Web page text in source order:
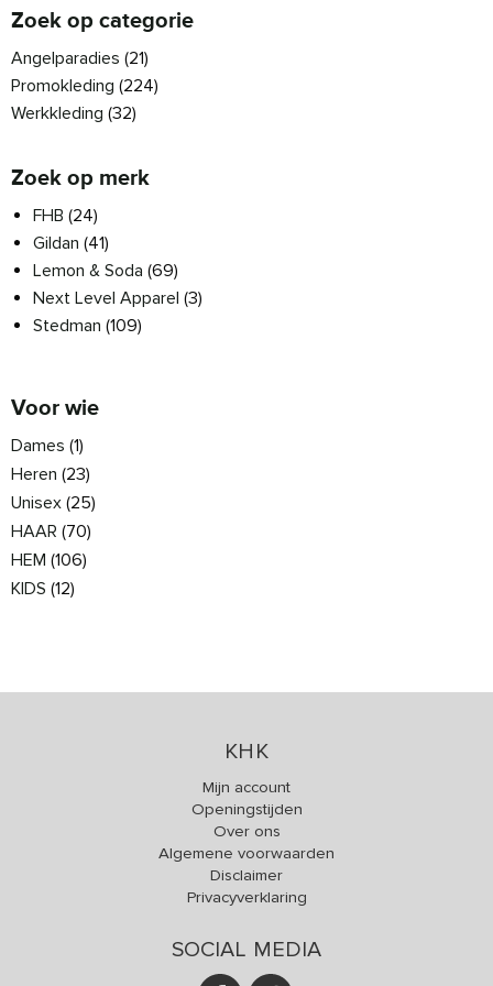
Zoek op categorie
Angelparadies (21)
Promokleding (224)
Werkkleding (32)
Zoek op merk
FHB (24)
Gildan (41)
Lemon & Soda (69)
Next Level Apparel (3)
Stedman (109)
Voor wie
Dames (1)
Heren (23)
Unisex (25)
HAAR (70)
HEM (106)
KIDS (12)
KHK
Mijn account
Openingstijden
Over ons
Algemene voorwaarden
Disclaimer
Privacyverklaring
SOCIAL MEDIA